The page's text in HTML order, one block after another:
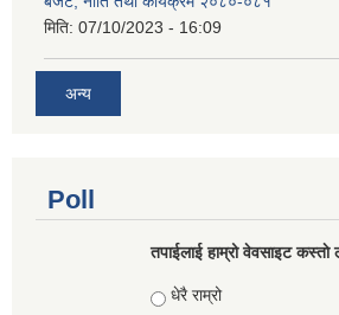
मिति: 07/10/2023 - 16:09
अन्य
Poll
तपाईलाई हाम्रो वेवसाइट कस्ताे
Choices
धेरै राम्रो